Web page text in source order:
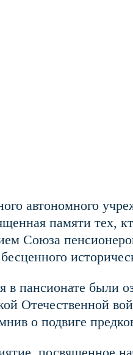
автономного
памяти тех,
Союза
в пансионате были
Отечественной
о подвиге